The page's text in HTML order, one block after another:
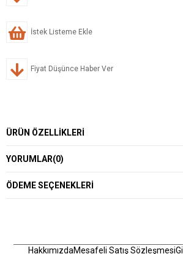
İstek Listeme Ekle
Fiyat Düşünce Haber Ver
ÜRÜN ÖZELLIKLERI
YORUMLAR(0)
ÖDEME SEÇENEKLERI
HakkımızdaMesafeli Satış Sözleşmesi